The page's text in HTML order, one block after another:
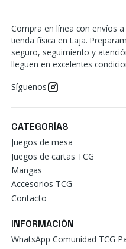
Compra en línea con envíos
tienda física en Laja.
seguro, seguimiento y
lleguen en excelentes
Síguenos
CATEGORÍAS
Juegos de mesa
Juegos de cartas TCG
Mangas
Accesorios TCG
Contacto
INFORMACIÓN
WhatsApp Comunidad TCG